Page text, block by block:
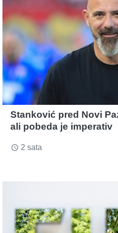
Stanković pred Novi
ali pobeda je imperativ
access_time 2 sata